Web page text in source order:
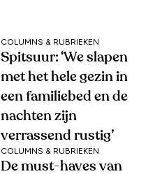
COLUMNS & RUBRIEKEN
Spitsuur: ‘We slapen
met het hele gezin in
een familiebed en de
nachten zijn
verrassend rustig’
COLUMNS & RUBRIEKEN
De must-haves van